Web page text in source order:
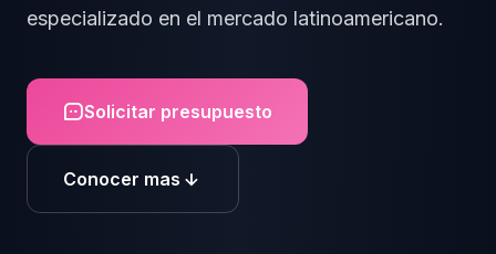
especializado en el mercado latinoamericano.
Solicitar presupuesto
Conocer mas